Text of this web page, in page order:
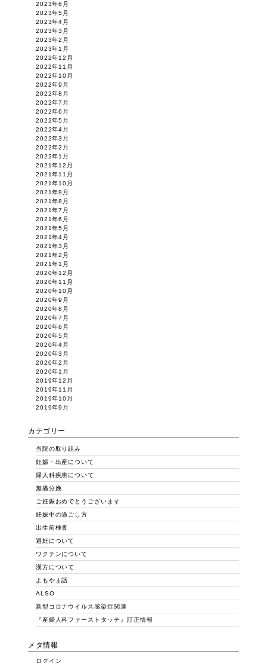
2023年6月
2023年5月
2023年4月
2023年3月
2023年2月
2023年1月
2022年12月
2022年11月
2022年10月
2022年9月
2022年8月
2022年7月
2022年6月
2022年5月
2022年4月
2022年3月
2022年2月
2022年1月
2021年12月
2021年11月
2021年10月
2021年9月
2021年8月
2021年7月
2021年6月
2021年5月
2021年4月
2021年3月
2021年2月
2021年1月
2020年12月
2020年11月
2020年10月
2020年9月
2020年8月
2020年7月
2020年6月
2020年5月
2020年4月
2020年3月
2020年2月
2020年1月
2019年12月
2019年11月
2019年10月
2019年9月
カテゴリー
当院の取り組み
妊娠・出産について
婦人科疾患について
無痛分娩
ご妊娠おめでとうございます
妊娠中の過ごし方
出生前検査
避妊について
ワクチンについて
漢方について
よもやま話
ALSO
新型コロナウイルス感染症関連
『産婦人科ファーストタッチ』訂正情報
メタ情報
ログイン